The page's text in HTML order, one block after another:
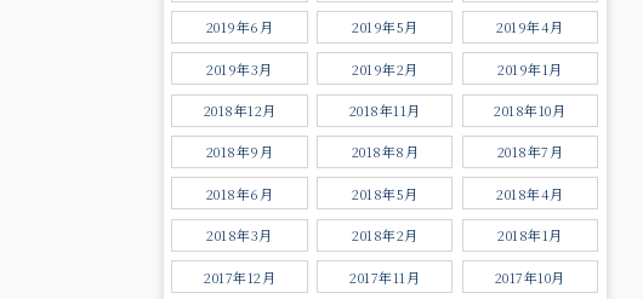
2019年6月 2019年5月 2019年4月
2019年3月 2019年2月 2019年1月
2018年12月 2018年11月 2018年10月
2018年9月 2018年8月 2018年7月
2018年6月 2018年5月 2018年4月
2018年3月 2018年2月 2018年1月
2017年12月 2017年11月 2017年10月